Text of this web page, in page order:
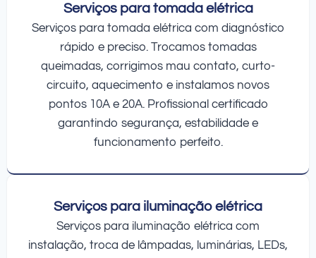
Serviços para tomada elétrica
Serviços para tomada elétrica com diagnóstico
rápido e preciso. Trocamos tomadas
queimadas, corrigimos mau contato, curto-
circuito, aquecimento e instalamos novos
pontos 10A e 20A. Profissional certificado
garantindo segurança, estabilidade e
funcionamento perfeito.
Serviços para iluminação elétrica
Serviços para iluminação elétrica com
instalação, troca de lâmpadas, luminárias, LEDs,